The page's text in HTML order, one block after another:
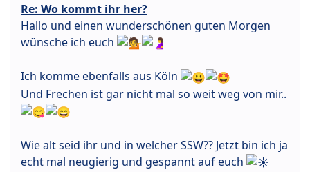
Re: Wo kommt ihr her?
Hallo und einen wunderschönen guten Morgen
wünsche ich euch
Ich komme ebenfalls aus Köln
Und Frechen ist gar nicht mal so weit weg von mir..
Wie alt seid ihr und in welcher SSW?? Jetzt bin ich ja
echt mal neugierig und gespannt auf euch